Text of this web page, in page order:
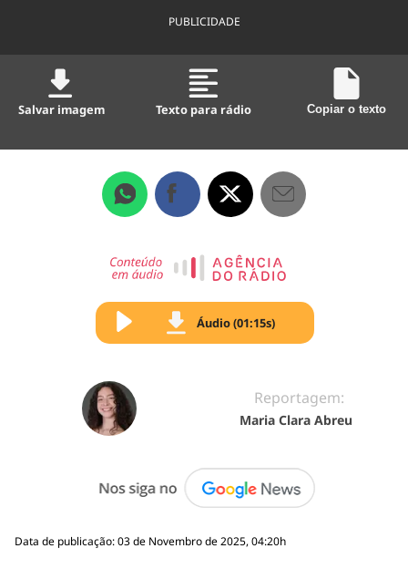
PUBLICIDADE
Salvar imagem Texto para rádio Copiar o texto
Áudio (01:15s)
Reportagem:
Maria Clara Abreu
Data de publicação: 03 de Novembro de 2025, 04:20h